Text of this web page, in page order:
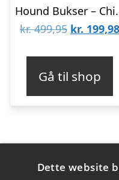
Hound
kr.499,95 Den
var:
kr.
kr. 199,98
Gå til shop
Varekategorier
Dette website